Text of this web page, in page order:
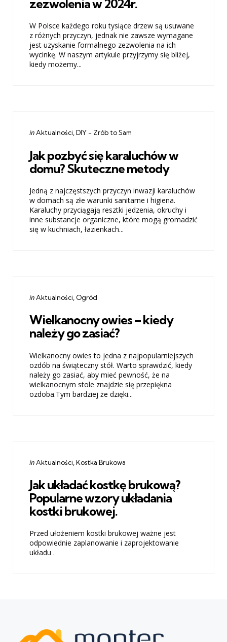
zezwolenia w 2024r.
W Polsce każdego roku tysiące drzew są usuwane
z różnych przyczyn, jednak nie zawsze wymagane
jest uzyskanie formalnego zezwolenia na ich
wycinkę. W naszym artykule przyjrzymy się bliżej,
kiedy możemy...
Categories
Posted
inAktualności DIY - Zrób to Sam
Jak pozbyć się karaluchów w
domu? Skuteczne metody
Jedną z najczęstszych przyczyn inwazji karaluchów
w domach są złe warunki sanitarne i higiena.
Karaluchy przyciągają resztki jedzenia, okruchy i
inne substancje organiczne, które mogą gromadzić
się w kuchniach, łazienkach...
Categories
Posted
inAktualności Ogród
Wielkanocny owies – kiedy
należy go zasiać?
Wielkanocny owies to jedna z najpopularniejszych
ozdób na świąteczny stół. Warto sprawdzić, kiedy
należy go zasiać, aby mieć pewność, że na
wielkanocnym stole znajdzie się przepiękna
ozdoba.Tym bardziej że dzięki...
Categories
Posted
inAktualności Kostka Brukowa
Jak układać kostkę brukową?
Popularne wzory układania
kostki brukowej.
Przed ułożeniem kostki brukowej ważne jest
odpowiednie zaplanowanie i zaprojektowanie
układu .